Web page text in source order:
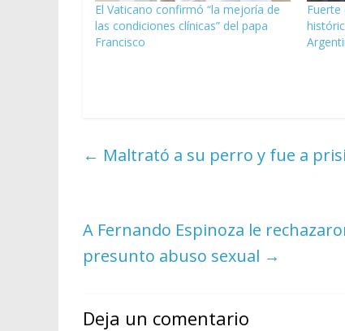
El Vaticano confirmó “la mejoría de
las condiciones clínicas” del papa
Francisco
Fuerte
← Maltrató a su perro y fue a
A Fernando Espinoza le
presunto abuso sexual →
Deja un comentario